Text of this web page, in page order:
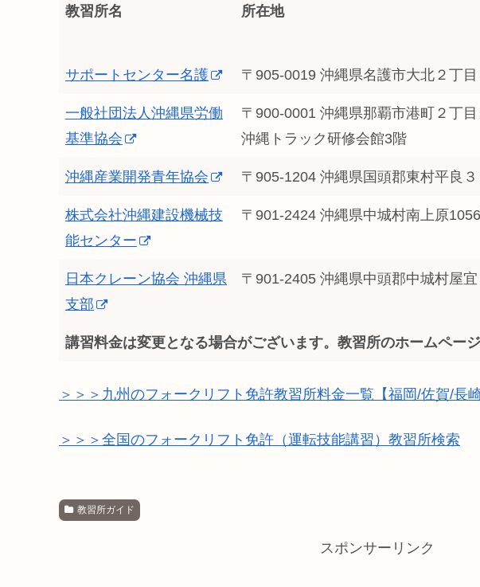
教習所名 所在地
サポートセンター名護 〒905-0019 沖縄県名護市大北２丁目
一般社団法人沖縄県労働
基準協会
〒900-0001 沖縄県那覇市港町２丁
沖縄トラック研修会館3階
沖縄産業開発青年協会 〒905-1204 沖縄県国頭郡東村平良３
株式会社沖縄建設機械技
能センター
〒901-2424 沖縄県中城村南上原
日本クレーン協会 沖縄県
支部
〒901-2405 沖縄県中頭郡中城村屋宜
講習料金は変更となる場合がございます。教習所のホームペー
＞＞＞九州のフォークリフト免許教習所料金一覧【福岡/佐賀/長
＞＞＞全国のフォークリフト免許（運転技能講習）教習所検索
教習所ガイド
スポンサーリンク